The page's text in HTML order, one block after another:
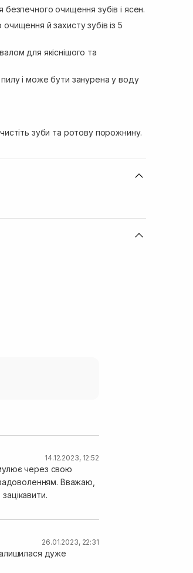
безпечного очищення зубів і ясен.
й захисту зубів із 5
для якіснішого та
і може бути занурена у воду
зуби та ротову порожнину.
14.12.2023, 12:52
через свою
Вважаю,
26.01.2023, 22:31
дуже